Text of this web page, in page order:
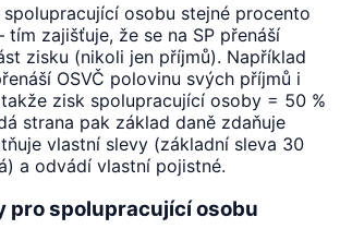
spolupracující osobu stejné procento
zajišťuje, že se na SP přenáší
zisku (nikoli jen příjmů). Například
OSVČ polovinu svých příjmů i
zisk spolupracující osoby = 50 %
strana pak základ daně zdaňuje
vlastní slevy (základní sleva 30
a odvádí vlastní pojistné.
pro spolupracující osobu